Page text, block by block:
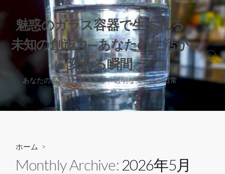
ン
ッ
魅惑のガラス容器で生まれる
未知の創造力—あなたの生活が
変わる瞬間
あなたの創造力を引き出す、透明な美しさが日常
を彩る場所へようこそ。
検
索
切
ホーム >
Monthly Archive: 2026年5月